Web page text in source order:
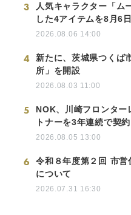
3
人気キャラクター「ム
した4アイテムを8月6
2026.08.06 14:00
4
新たに、茨城県つくば
所」を開設
2026.08.03 11:00
5
NOK、川崎フロンター
トナーを3年連続で契約
2026.08.05 13:00
6
令和８年度第２回 市営
について
2026.07.31 16:30